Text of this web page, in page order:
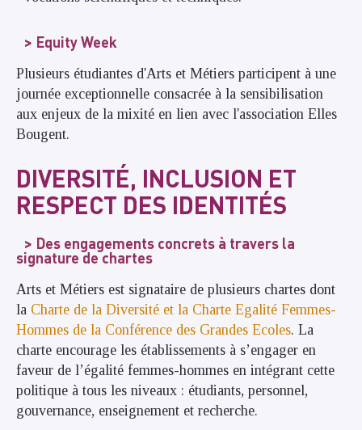
Equity Week
Plusieurs étudiantes d'Arts et Métiers participent à une
journée exceptionnelle consacrée à la sensibilisation
aux enjeux de la mixité en lien avec l'association Elles
Bougent.
DIVERSITÉ, INCLUSION ET
RESPECT DES IDENTITÉS
Des engagements concrets à travers la
signature de chartes
Arts et Métiers est signataire de plusieurs chartes dont
la Charte de la Diversité et la Charte Egalité Femmes-
Hommes de la Conférence des Grandes Ecoles. La
charte encourage les établissements à s’engager en
faveur de l’égalité femmes-hommes en intégrant cette
politique à tous les niveaux : étudiants, personnel,
gouvernance, enseignement et recherche.